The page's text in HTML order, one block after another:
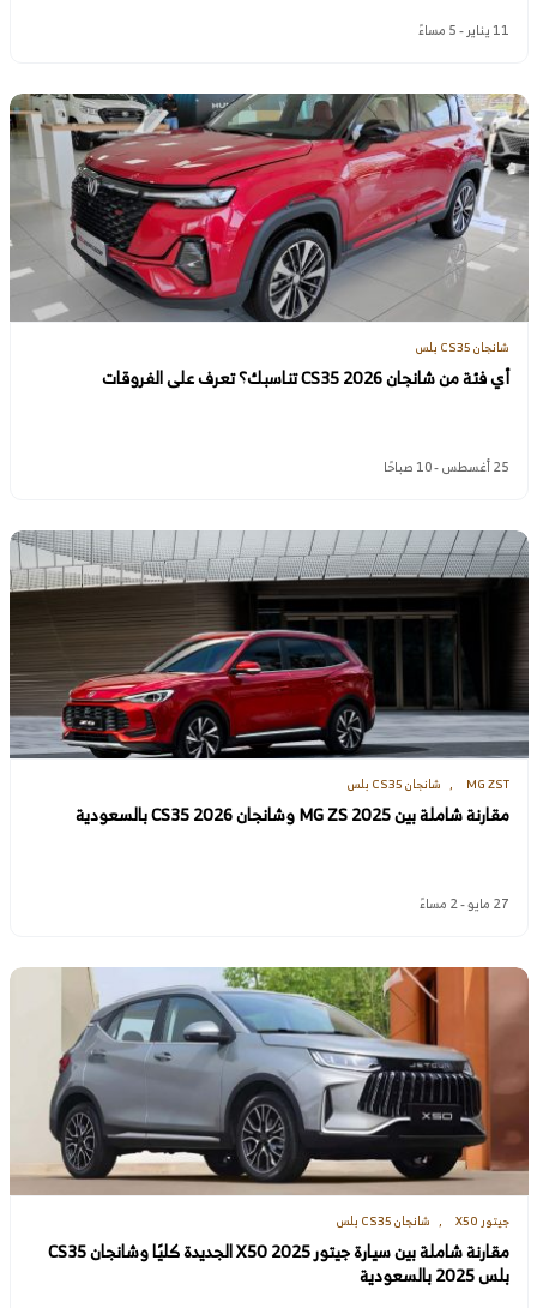
11 يناير - 5 مساءً
شانجان CS35 بلس
أي فئة من شانجان CS35 2026 تناسبك؟ تعرف على الفروقات
25 أغسطس - 10 صباحًا
MG ZST شانجان CS35 بلس
مقارنة شاملة بين MG ZS 2025 وشانجان CS35 2026 بالسعودية
27 مايو - 2 مساءً
جيتور X50 شانجان CS35 بلس
مقارنة شاملة بين سيارة جيتور X50 2025 الجديدة كليًا وشانجان CS35
بلس 2025 بالسعودية